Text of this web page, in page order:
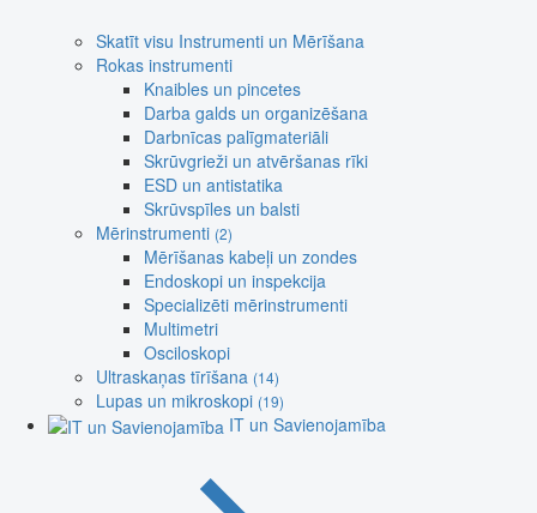
Skatīt visu Instrumenti un Mērīšana
Rokas instrumenti
Knaibles un pincetes
Darba galds un organizēšana
Darbnīcas palīgmateriāli
Skrūvgrieži un atvēršanas rīki
ESD un antistatika
Skrūvspīles un balsti
Mērinstrumenti (2)
Mērīšanas kabeļi un zondes
Endoskopi un inspekcija
Specializēti mērinstrumenti
Multimetri
Osciloskopi
Ultraskaņas tīrīšana (14)
Lupas un mikroskopi (19)
IT un Savienojamība